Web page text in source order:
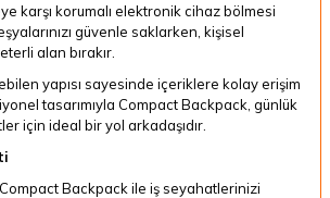
karşı korumalı elektronik cihaz bölmesi
güvenle saklarken, kişisel
alan bırakır.
yapısı sayesinde içeriklere kolay erişim
tasarımıyla Compact Backpack, günlük
için ideal bir yol arkadaşıdır.
Backpack ile iş seyahatlerinizi